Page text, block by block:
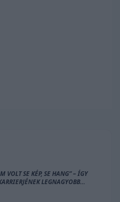
VOLT SE KÉP, SE HANG” – ÍGY
LEGNAGYOBB